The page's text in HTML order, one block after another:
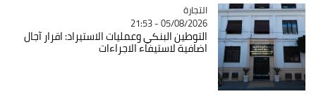
Catégorie
التجارة
05/08/2026 - 21:53
التوطين البنكي وعمليات الاستيراد: اقرار آجال
اضافية لاستيفاء الاجراءات